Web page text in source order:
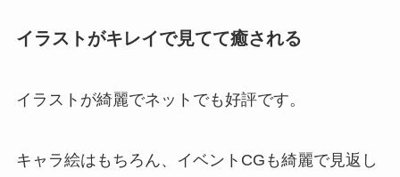
イラストがキレイで見てて癒される
イラストが綺麗でネットでも好評です。
キャラ絵はもちろん、イベントCGも綺麗で見返し